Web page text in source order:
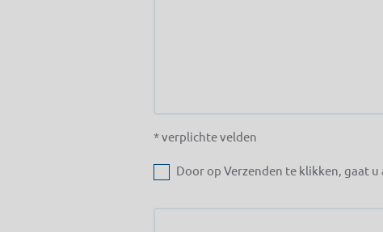
* verplichte velden
Door op Verzenden te klikken, gaat